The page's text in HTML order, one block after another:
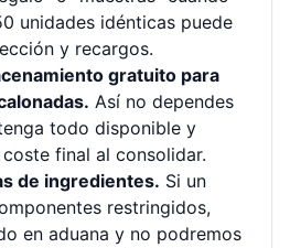
unidades idénticas puede
y recargos.
gratuito para
Así no dependes
todo disponible y
final al consolidar.
de ingredientes. Si un
restringidos,
en aduana y no podremos